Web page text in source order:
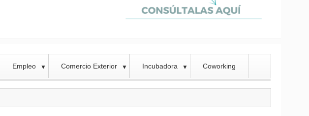
Empleo ▼ Comercio Exterior ▼ Incubadora ▼ Coworking